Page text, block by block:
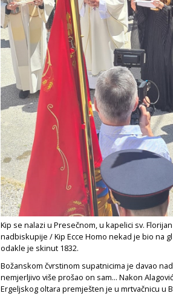
Kip se nalazi u Presečnom, u kapelici sv.
nadbiskupije / Kip Ecce Homo nekad je bio na
odakle je skinut 1832.
Božanskom čvrstinom supatnicima je davao
nemjerljivo više prošao on sam... Nakon
Ergeljskog oltara premješten je u mrtvačnicu u